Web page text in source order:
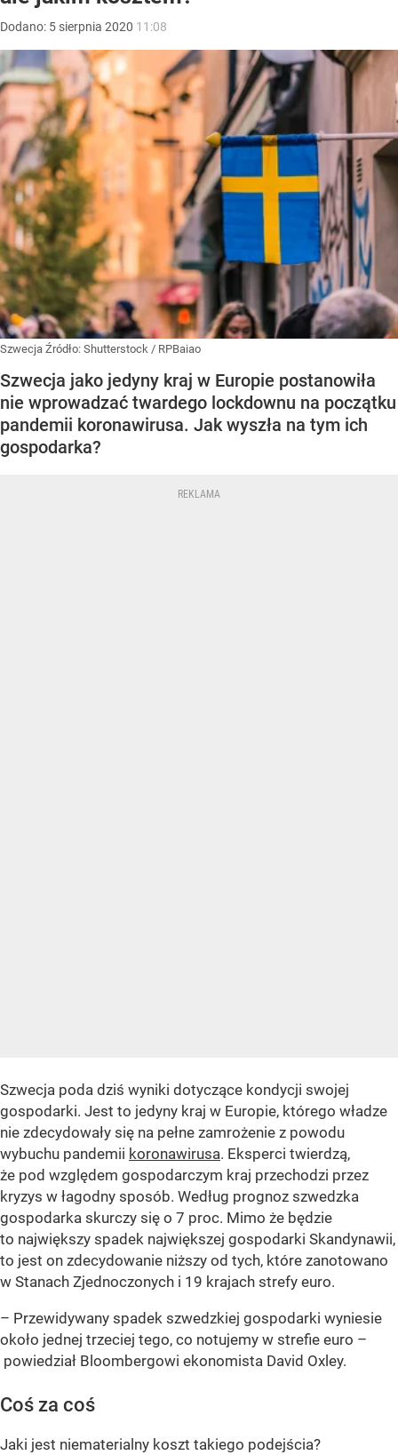
Dodano: 5 sierpnia 2020 11:08
Szwecja Źródło: Shutterstock / RPBaiao
Szwecja jako jedyny kraj w Europie postanowiła
nie wprowadzać twardego lockdownu na początku
pandemii koronawirusa. Jak wyszła na tym ich
gospodarka?
Szwecja poda dziś wyniki dotyczące kondycji swojej
gospodarki. Jest to jedyny kraj w Europie, którego władze
nie zdecydowały się na pełne zamrożenie z powodu
wybuchu pandemii koronawirusa. Eksperci twierdzą,
że pod względem gospodarczym kraj przechodzi przez
kryzys w łagodny sposób. Według prognoz szwedzka
gospodarka skurczy się o 7 proc. Mimo że będzie
to największy spadek największej gospodarki Skandynawii,
to jest on zdecydowanie niższy od tych, które zanotowano
w Stanach Zjednoczonych i 19 krajach strefy euro.
– Przewidywany spadek szwedzkiej gospodarki wyniesie
około jednej trzeciej tego, co notujemy w strefie euro –
powiedział Bloombergowi ekonomista David Oxley.
Coś za coś
Jaki jest niematerialny koszt takiego podejścia?